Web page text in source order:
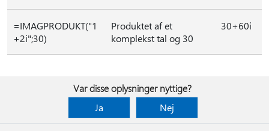
=IMAGPRODUKT("1
+2i";30)
Produktet af et
komplekst tal og 30
30+60i
Var disse oplysninger nyttige?
Ja
Nej